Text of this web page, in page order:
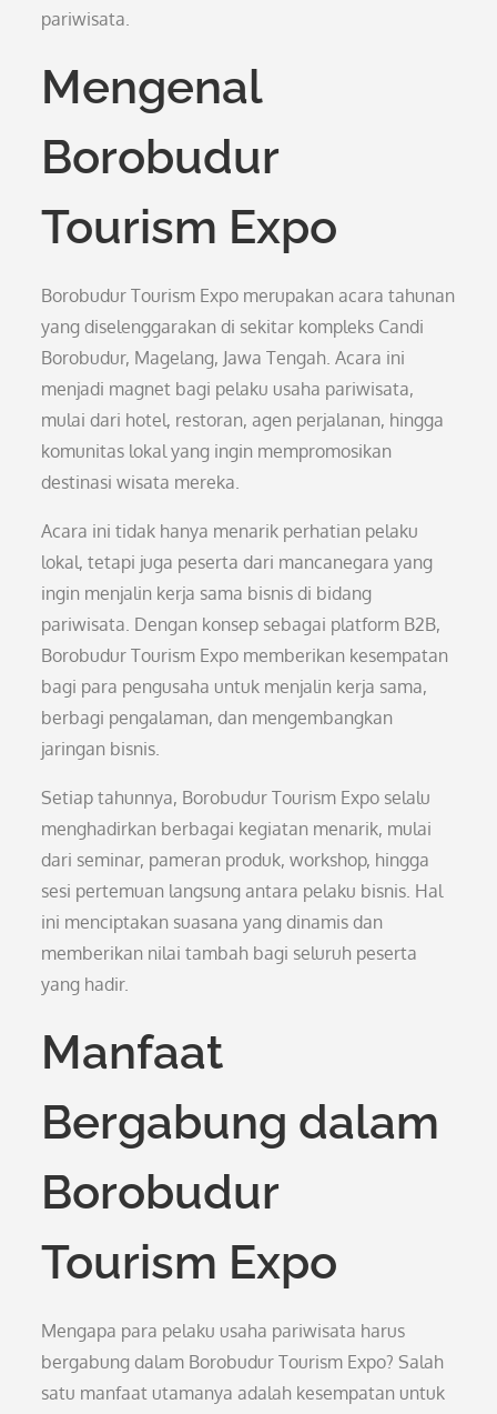
pariwisata.
Mengenal
Borobudur
Tourism Expo
Borobudur Tourism Expo merupakan acara tahunan
yang diselenggarakan di sekitar kompleks Candi
Borobudur, Magelang, Jawa Tengah. Acara ini
menjadi magnet bagi pelaku usaha pariwisata,
mulai dari hotel, restoran, agen perjalanan, hingga
komunitas lokal yang ingin mempromosikan
destinasi wisata mereka.
Acara ini tidak hanya menarik perhatian pelaku
lokal, tetapi juga peserta dari mancanegara yang
ingin menjalin kerja sama bisnis di bidang
pariwisata. Dengan konsep sebagai platform B2B,
Borobudur Tourism Expo memberikan kesempatan
bagi para pengusaha untuk menjalin kerja sama,
berbagi pengalaman, dan mengembangkan
jaringan bisnis.
Setiap tahunnya, Borobudur Tourism Expo selalu
menghadirkan berbagai kegiatan menarik, mulai
dari seminar, pameran produk, workshop, hingga
sesi pertemuan langsung antara pelaku bisnis. Hal
ini menciptakan suasana yang dinamis dan
memberikan nilai tambah bagi seluruh peserta
yang hadir.
Manfaat
Bergabung dalam
Borobudur
Tourism Expo
Mengapa para pelaku usaha pariwisata harus
bergabung dalam Borobudur Tourism Expo? Salah
satu manfaat utamanya adalah kesempatan untuk